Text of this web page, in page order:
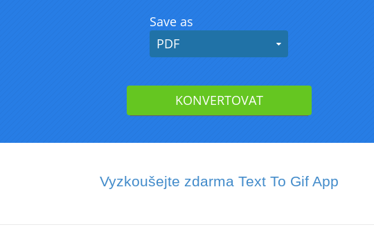
Vyzkoušejte zdarma Text To Gif App